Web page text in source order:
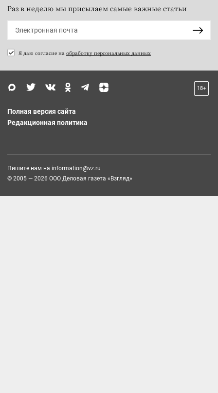
Раз в неделю мы присылаем самые важные статьи
Я даю согласие на обработку персональных данных
18+
Полная версия сайта
Редакционная политика
Пишите нам на information@vz.ru
© 2005 — 2026 ООО Деловая газета «Взгляд»